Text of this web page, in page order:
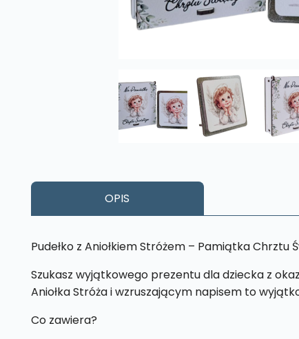
OPIS
Pudełko z Aniołkiem Stróżem – Pamiątka Chrztu
Szukasz wyjątkowego prezentu dla dziecka z
Aniołka Stróża i wzruszającym napisem to
Co zawiera?